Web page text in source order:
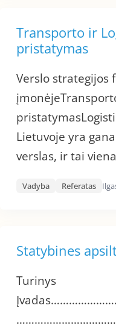
Transporto ir
pristatymas
Verslo strategijos
Lietuvoje yra
verslas, ir tai
Vadyba Referatas
Statybines
Turinys